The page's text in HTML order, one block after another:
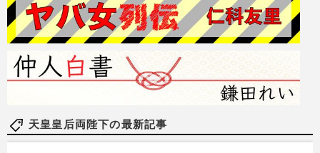
天皇皇后両陛下の最新記事